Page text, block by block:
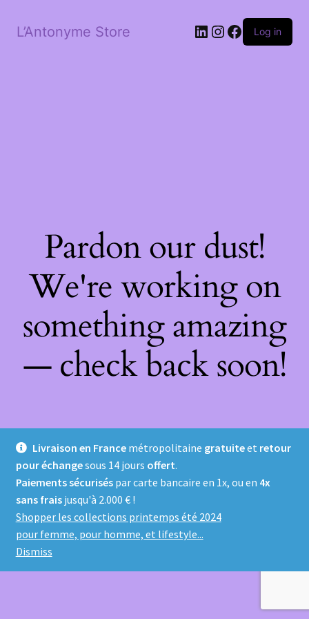
Livraison en France métropolitaine gratuiteet retour
pour échangesous 14 jours offert.
Paiements sécuriséspar carte bancaire en 1x, ou en 4x
sans fraisjusqu'à 2.000 € !
Shopper les collections printemps été 2024
pour femme, pour homme, et lifestyle...
Dismiss
L’Antonyme Store LinkedIn
Instagram
Facebook
Log in
Pardon our dust!
We're working on
something amazing
— check back soon!